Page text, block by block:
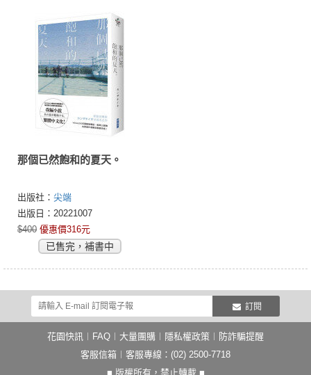
那個已然飽和的夏天。
出版社： 尖端
出版日：20221007
$400 優惠價316元
已售完，補書中
訂閱
花園快訊 FAQ 大量團購 隱私權政策
防詐騙提醒
客服信箱 ︱客服專線：(02) 2500-7718
■ 版權所有，禁止轉載 ■